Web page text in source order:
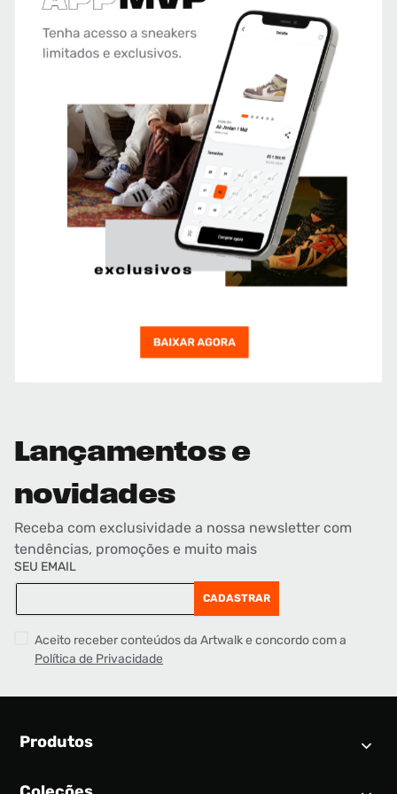
Lançamentos e
novidades
Receba com exclusividade a nossa newsletter com
tendências, promoções e muito mais
SEU EMAIL
CADASTRAR
Aceito receber conteúdos da Artwalk e concordo com a
Política de Privacidade
Produtos